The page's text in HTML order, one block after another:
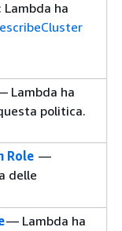
: Lambda ha
Lambda ha
politica.
Role —
delle
— Lambda ha